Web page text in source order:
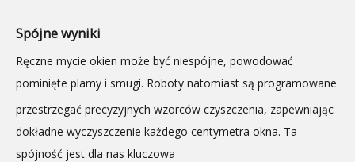
Spójne wyniki
Ręczne mycie okien może być niespójne, powodować
pominięte plamy i smugi. Roboty natomiast są programowane
przestrzegać precyzyjnych wzorców czyszczenia, zapewniając
dokładne wyczyszczenie każdego centymetra okna. Ta
spójność jest dla nas kluczowa